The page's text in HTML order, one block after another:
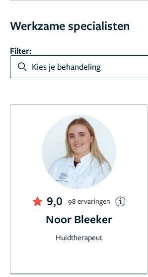
Werkzame specialisten
Filter:
Kies je behandeling
9,0 98 ervaringen
Noor Bleeker
Huidtherapeut